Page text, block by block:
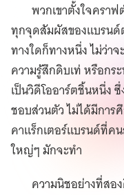
พวกเขาตั้งใจครา
ทุกจุดสัมผัสของแบรนด์
ทางใดก็ทางหนึ่ง ไม่ว่า
ความรู้สึกดิบเท่ หรือกร
เป็นวิดีโออาร์ตชิ้นหนึ่ง
ชอบส่วนตัว ไม่ได้มีกา
คาแร็กเตอร์แบรนด์ที่
ใหญ่ๆ มักจะทำ
ความนิชอย่างที่ส